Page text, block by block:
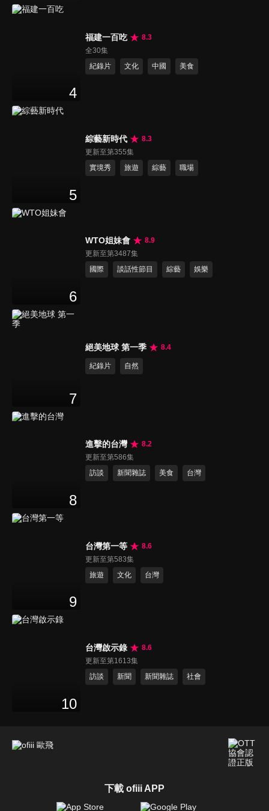
4
福建一百吃
8.3
全30集
紀錄片
文化 中國 美食
5
綜藝新時代
8.3
更新至第355集
實境秀
旅遊 綜藝 職場
6
WTO姐妹會
8.9
更新至第3487集
國際
談話性節目 綜藝 娛樂
7
絕美地球 第一季 8.4
紀錄片 自然
8
進擊的台灣
8.2
更新至第586集
訪談
新聞雜誌 美食 台灣
9
台灣第一等
8.6
更新至第583集
旅遊
文化 台灣
10
台灣啟示錄
8.6
更新至第1613集
訪談
新聞 新聞雜誌 社會
下載 ofiii APP